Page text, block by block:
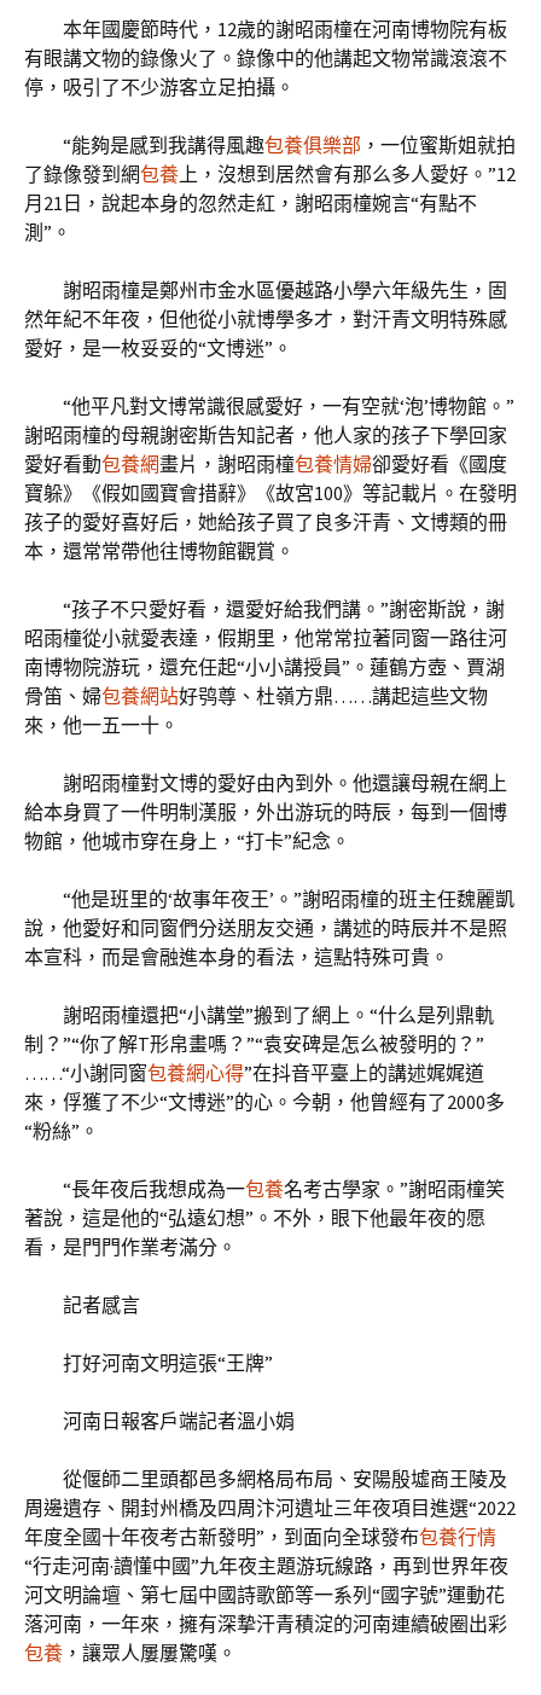
本年國慶節時代，12歲的謝昭雨橦在河南博物院有板
有眼講文物的錄像火了。錄像中的他講起文物常識滾滾不
停，吸引了不少游客立足拍攝。
“能夠是感到我講得風趣包養俱樂部 ，一位蜜斯姐就拍
了錄像發到網包養 上，沒想到居然會有那么多人愛好。”12
月21日，說起本身的忽然走紅，謝昭雨橦婉言“有點不
測”。
謝昭雨橦是鄭州市金水區優越路小學六年級先生，固
然年紀不年夜，但他從小就博學多才，對汗青文明特殊感
愛好，是一枚妥妥的“文博迷”。
“他平凡對文博常識很感愛好，一有空就‘泡’博物館。”
謝昭雨橦的母親謝密斯告知記者，他人家的孩子下學回家
愛好看動包養網畫片，謝昭雨橦包養情婦卻愛好看《國度
寶躲》《假如國寶會措辭》《故宮100》等記載片。在發明
孩子的愛好喜好后，她給孩子買了良多汗青、文博類的冊
本，還常常帶他往博物館觀賞。
“孩子不只愛好看，還愛好給我們講。”謝密斯說，謝
昭雨橦從小就愛表達，假期里，他常常拉著同窗一路往河
南博物院游玩，還充任起“小小講授員”。蓮鶴方壺、賈湖
骨笛、婦包養網站好鸮尊、杜嶺方鼎……講起這些文物
來，他一五一十。
謝昭雨橦對文博的愛好由內到外。他還讓母親在網上
給本身買了一件明制漢服，外出游玩的時辰，每到一個博
物館，他城市穿在身上，“打卡”紀念。
“他是班里的‘故事年夜王’。”謝昭雨橦的班主任魏麗凱
說，他愛好和同窗們分送朋友交通，講述的時辰并不是照
本宣科，而是會融進本身的看法，這點特殊可貴。
謝昭雨橦還把“小講堂”搬到了網上。“什么是列鼎軌
制？”“你了解T形帛畫嗎？”“袁安碑是怎么被發明的？”
……“小謝同窗包養網心得”在抖音平臺上的講述娓娓道
來，俘獲了不少“文博迷”的心。今朝，他曾經有了2000多
“粉絲”。
“長年夜后我想成為一包養名考古學家。”謝昭雨橦笑
著說，這是他的“弘遠幻想”。不外，眼下他最年夜的愿
看，是門門作業考滿分。
記者感言
打好河南文明這張“王牌”
河南日報客戶端記者溫小娟
從偃師二里頭都邑多網格局布局、安陽殷墟商王陵及
周邊遺存、開封州橋及四周汴河遺址三年夜項目進選“2022
年度全國十年夜考古新發明”，到面向全球發布包養行情
“行走河南·讀懂中國”九年夜主題游玩線路，再到世界年夜
河文明論壇、第七屆中國詩歌節等一系列“國字號”運動花
落河南，一年來，擁有深摯汗青積淀的河南連續破圈出彩
包養 ，讓眾人屢屢驚嘆。